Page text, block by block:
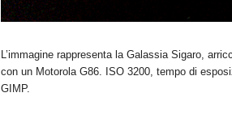
L’immagine rappresenta la Galassia Sigaro,
con un Motorola G86. ISO 3200, tempo di
GIMP.